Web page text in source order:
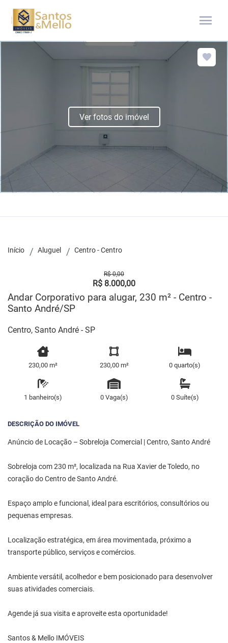
menu
Ver fotos do imóvel
Início Aluguel Centro - Centro
R$ 0,00
R$ 8.000,00
Andar Corporativo para alugar, 230 m² - Centro -
Santo André/SP
Centro, Santo André - SP
230,00 m² 230,00 m² 0 quarto(s)
1 banheiro(s) 0 Vaga(s) 0 Suíte(s)
DESCRIÇÃO DO IMÓVEL
Anúncio de Locação – Sobreloja Comercial | Centro, Santo André
Sobreloja com 230 m², localizada na Rua Xavier de Toledo, no
coração do Centro de Santo André.
Espaço amplo e funcional, ideal para escritórios, consultórios ou
pequenas empresas.
Localização estratégica, em área movimentada, próximo a
transporte público, serviços e comércios.
Ambiente versátil, acolhedor e bem posicionado para desenvolver
suas atividades comerciais.
Agende já sua visita e aproveite esta oportunidade!
Santos & Mello IMÓVEIS